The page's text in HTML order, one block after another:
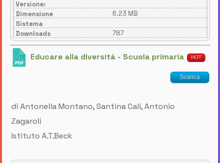
Versione:
Dimensione
6.23 MB
Sistema
Downloads
787
Educare alla diversità - Scuola primaria HOT
Scarica
di Antonella Montano, Santina Calì, Antonio
Zagaroli
Istituto A.T.Beck